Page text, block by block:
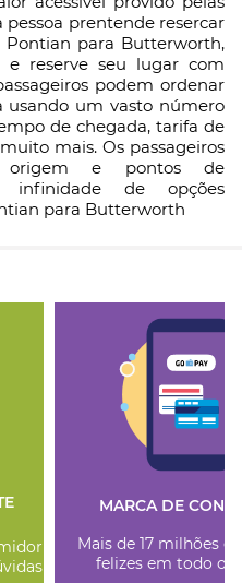
prentende resercar
para Butterworth,
reserve seu lugar com
podem ordenar
usando um vasto número
de chegada, tarifa de
mais. Os passageiros
origem e pontos de
infinidade de opções
para Butterworth
MARCA DE
Mais de 17 milhões
felizes em todo o